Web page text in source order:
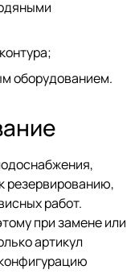
оборудованием.
резервированию,
работ.
при замене или
артикул